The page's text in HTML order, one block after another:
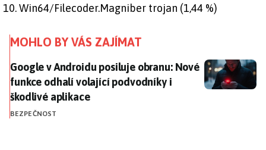
Win64/Filecoder.Magniber trojan (1,44 %)
MOHLO BY VÁS ZAJÍMAT
Google v Androidu posiluje obranu: Nové funkce
Google v Androidu posiluje obranu: Nové
funkce odhalí volající podvodníky i
škodlivé aplikace
BEZPEČNOST